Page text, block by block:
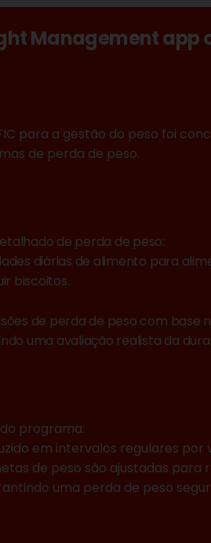
Management
para a gestão do peso foi
de perda de peso.
de perda de peso:
diárias de alimento para
biscoitos.
de perda de peso com base
uma avaliação realista da
programa:
em intervalos regulares
de peso são ajustadas
uma perda de peso